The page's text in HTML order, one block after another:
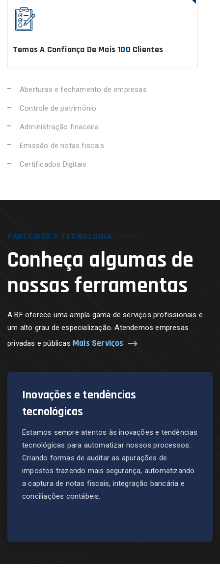
Temos A Confiança De Mais 100 Clientes
Aberturas e fechamento de empresas
Controle de patrimônio
Administração finaceira
Emissão de notas fiscais
Certificados Digitais
PARCEIROS E TECNOLOGIA
Conheça algumas de
nossas ferramentas
A BF oferece uma ampla gama de serviços profissionais e
um alto grau de especialização. Atendemos empresas
privadas e públicas Mais Serviços
Inovações e tendências
tecnológicas
Estamos sempre atentos às inovações e tendências
tecnológicas para automatizar nossos processos.
Criando formas de auditar as apurações de
impostos trazendo mais segurança, automatizando
a captura de notas fiscais, integração bancária e
conciliações contábeis.